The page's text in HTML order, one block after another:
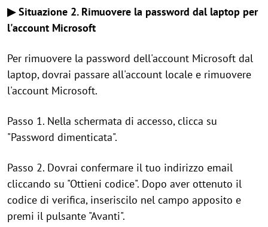
▶ Situazione 2. Rimuovere la password dal laptop per
l'account Microsoft
Per rimuovere la password dell'account Microsoft dal
laptop, dovrai passare all'account locale e rimuovere
l'account Microsoft.
Passo 1. Nella schermata di accesso, clicca su
"Password dimenticata".
Passo 2. Dovrai confermare il tuo indirizzo email
cliccando su "Ottieni codice". Dopo aver ottenuto il
codice di verifica, inseriscilo nel campo apposito e
premi il pulsante "Avanti".